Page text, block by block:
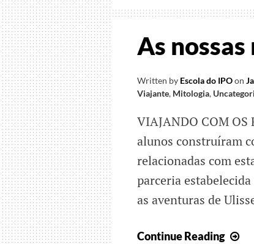
As
Written by Escola do IPOon
Viajante, Mitologia,
VIAJANDO COM OS
alunos construíram
relacionadas com
parceria
as aventuras de
Continue Reading